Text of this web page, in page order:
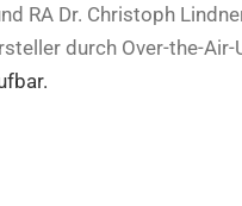
RA Dr. Christoph
durch Over-the-